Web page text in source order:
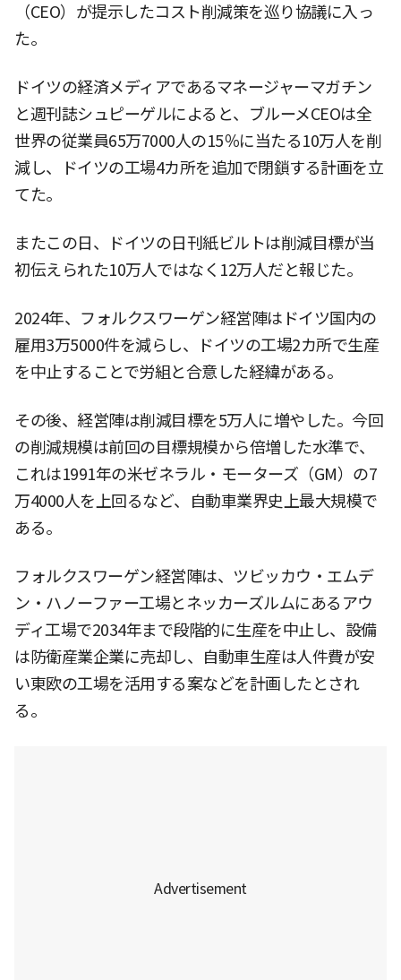
（CEO）が提示したコスト削減策を巡り協議に入っ
た。
ドイツの経済メディアであるマネージャーマガチン
と週刊誌シュピーゲルによると、ブルーメCEOは全
世界の従業員65万7000人の15％に当たる10万人を削
減し、ドイツの工場4カ所を追加で閉鎖する計画を立
てた。
またこの日、ドイツの日刊紙ビルトは削減目標が当
初伝えられた10万人ではなく12万人だと報じた。
2024年、フォルクスワーゲン経営陣はドイツ国内の
雇用3万5000件を減らし、ドイツの工場2カ所で生産
を中止することで労組と合意した経緯がある。
その後、経営陣は削減目標を5万人に増やした。今回
の削減規模は前回の目標規模から倍増した水準で、
これは1991年の米ゼネラル・モーターズ（GM）の7
万4000人を上回るなど、自動車業界史上最大規模で
ある。
フォルクスワーゲン経営陣は、ツビッカウ・エムデ
ン・ハノーファー工場とネッカーズルムにあるアウ
ディ工場で2034年まで段階的に生産を中止し、設備
は防衛産業企業に売却し、自動車生産は人件費が安
い東欧の工場を活用する案などを計画したとされ
る。